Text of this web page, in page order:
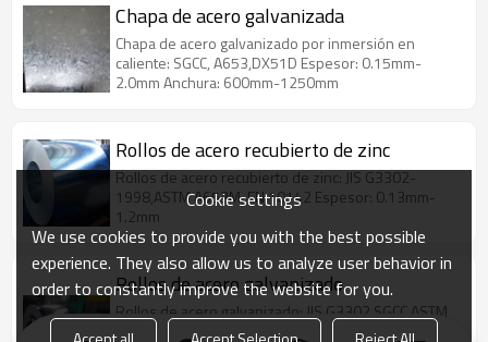
Chapa de acero galvanizada
Chapa de acero galvanizado por inmersión en
caliente: SGCC, A653,DX51D Espesor: 0.15mm-
2.0mm Anchura: 600mm-1250mm
Rollos de acero recubierto de zinc
Rollos de acero recubierto de zinc: JIS G3302-
1998,ASTM A653M, EN 10142 Espesor: 0.13mm-
1.2mm
Rollos de acero galvanizado
Rollos de acero galvanizado: JIS G3302 SGCC,ASTM
A653 CQ
Cookie settings
We use cookies to provide you with the best possible
experience. They also allow us to analyze user behavior in
order to constantly improve the website for you.